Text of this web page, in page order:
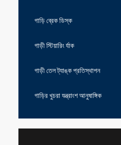
গাড়ি ব্রেক ডিস্ক
গাড়ী স্টিয়ারিং র্যাক
গাড়ী তেল ট্যাঙ্ক প্রতিস্থাপন
গাড়ির খুচরা যন্ত্রাংশ আনুষাঙ্গিক